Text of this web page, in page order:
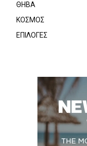
ΘΗΒΑ
ΚΟΣΜΟΣ
ΕΠΙΛΟΓΕΣ